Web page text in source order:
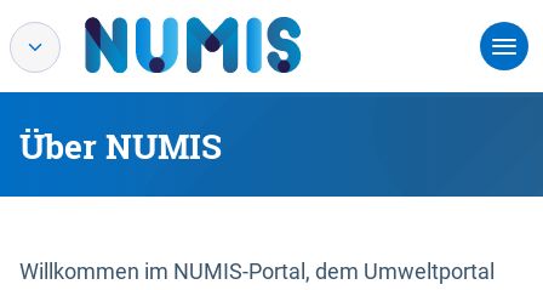
Über NUMIS
Willkommen im NUMIS-Portal, dem Umweltportal